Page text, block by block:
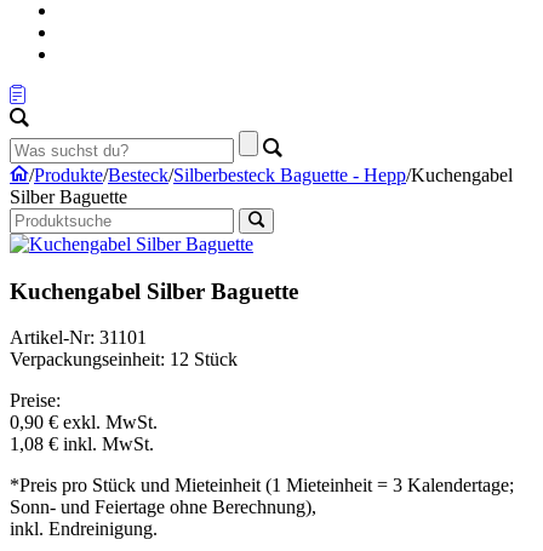
/Produkte/Besteck/Silberbesteck Baguette - Hepp/Kuchengabel
Silber Baguette
Kuchengabel Silber Baguette
Artikel-Nr: 31101
Verpackungseinheit: 12 Stück
Preise:
0,90 € exkl. MwSt.
1,08 € inkl. MwSt.
*Preis pro Stück und Mieteinheit (1 Mieteinheit = 3 Kalendertage;
Sonn- und Feiertage ohne Berechnung),
inkl. Endreinigung.